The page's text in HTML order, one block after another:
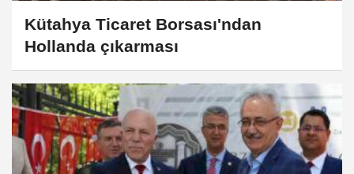
Kütahya Ticaret Borsası'ndan
Hollanda çıkarması